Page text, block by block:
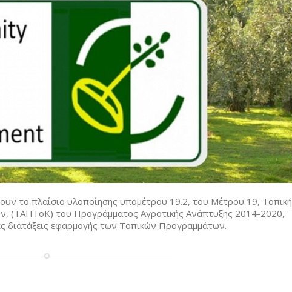
το πλαίσιο υλοποίησης υπομέτρου 19.2, του Μέτρου 19, Τοπική
(ΤΑΠΤοΚ) του Προγράμματος Αγροτικής Ανάπτυξης 2014-2020,
διατάξεις εφαρμογής των Τοπικών Προγραμμάτων.